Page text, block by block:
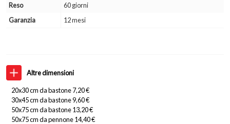
Altre dimensioni
20x30 cm da bastone 7,20 €
30x45 cm da bastone 9,60 €
50x75 cm da bastone 13,20 €
50x75 cm da pennone 14,40 €
Reso
60 giorni
Garanzia
12 mesi